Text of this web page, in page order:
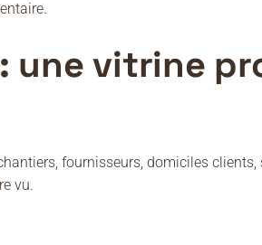
une vitrine
fournisseurs, domiciles
vu.